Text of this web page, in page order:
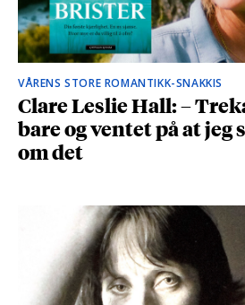
VÅRENS STORE ROMANTIKK-SNAKKIS
Clare Leslie Hall: –
bare og ventet på at jeg
om det